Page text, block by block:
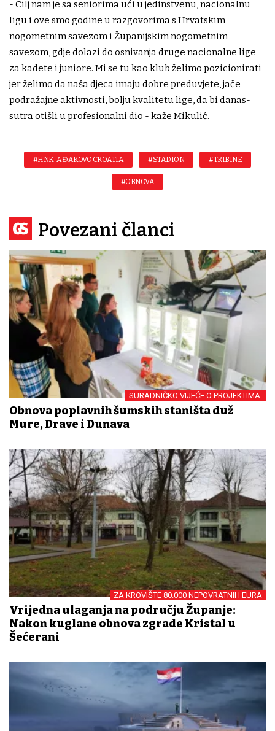
- Cilj nam je sa seniorima ući u jedinstvenu, nacionalnu
ligu i ove smo godine u razgovorima s Hrvatskim
nogometnim savezom i Županijskim nogometnim
savezom, gdje dolazi do osnivanja druge nacionalne lige
za kadete i juniore. Mi se tu kao klub želimo pozicionirati
jer želimo da naša djeca imaju dobre preduvjete, jače
podražajne aktivnosti, bolju kvalitetu lige, da bi danas-
sutra otišli u profesionalni dio - kaže Mikulić.
#HNK-A ĐAKOVO CROATIA #STADION #TRIBINE
#OBNOVA
Povezani članci
SURADNIČKO VIJEĆE O PROJEKTIMA
Obnova poplavnih šumskih staništa duž
Mure, Drave i Dunava
ZA KROVIŠTE 80.000 NEPOVRATNIH EURA
Vrijedna ulaganja na području Županje:
Nakon kuglane obnova zgrade Kristal u
Šećerani